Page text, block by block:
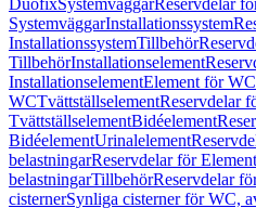
DuofixSystemväggarReservdelar
SystemväggarInstallationssystem
InstallationssystemTillbehör
TillbehörInstallationselement
InstallationselementElement för WC
WCTvättställselementReservdelar
TvättställselementBidéelement
BidéelementUrinalelement
belastningarReservdelar för
belastningarTillbehörReservdelar
cisternerSynliga cisterner för WC,